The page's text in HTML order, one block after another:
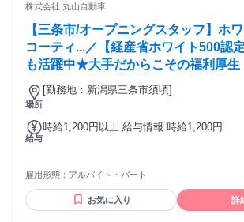
株式会社 丸山自動車
【三条市/オープニングスタッフ】ホ
コーティ...／【経産省ホワイト500認
も活躍中★大手だからこその福利厚生
場所
[勤務地：新潟県三条市須頃]
給与
時給1,200円以上 給与情報 時給1,200円
雇用形態： アルバイト・パート
お気に入り 詳